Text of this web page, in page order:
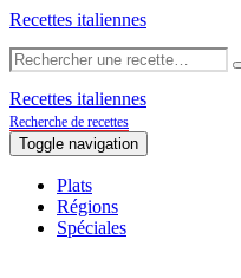
Recettes italiennes
Recettes italiennes
Recherche de recettes
Toggle navigation
Plats
Régions
Spéciales